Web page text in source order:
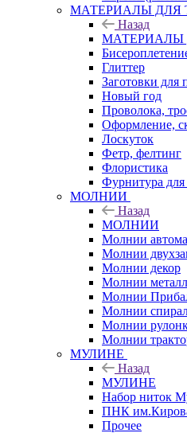
МАТЕРИАЛЫ ДЛЯ
Назад
МАТЕРИАЛЫ
Глиттер
Заготовки для
Новый год
Проволока,
Оформление,
Лоскуток
Фетр, фелтинг
Флористика
Фурнитура
МОЛНИИ
Назад
МОЛНИИ
Молнии
Молнии
Молнии декор
Молнии металл
Молнии
Молнии
Молнии
Молнии
МУЛИНЕ
Назад
МУЛИНЕ
Набор ниток
ПНК
Прочее